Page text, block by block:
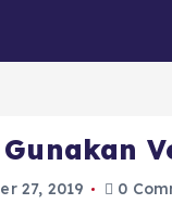
27, 2019 0